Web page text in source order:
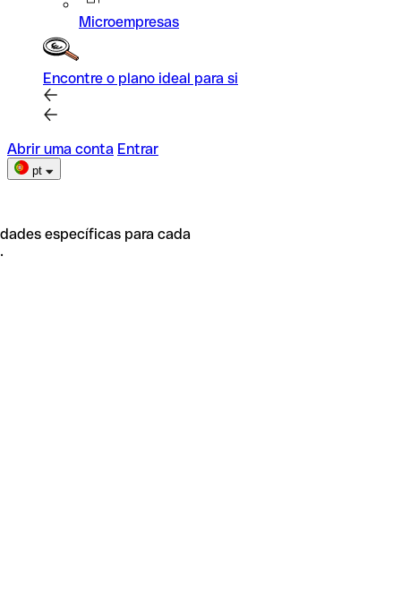
Microempresas
Encontre o plano ideal para si
Abrir uma conta Entrar
pt
específicas para cada